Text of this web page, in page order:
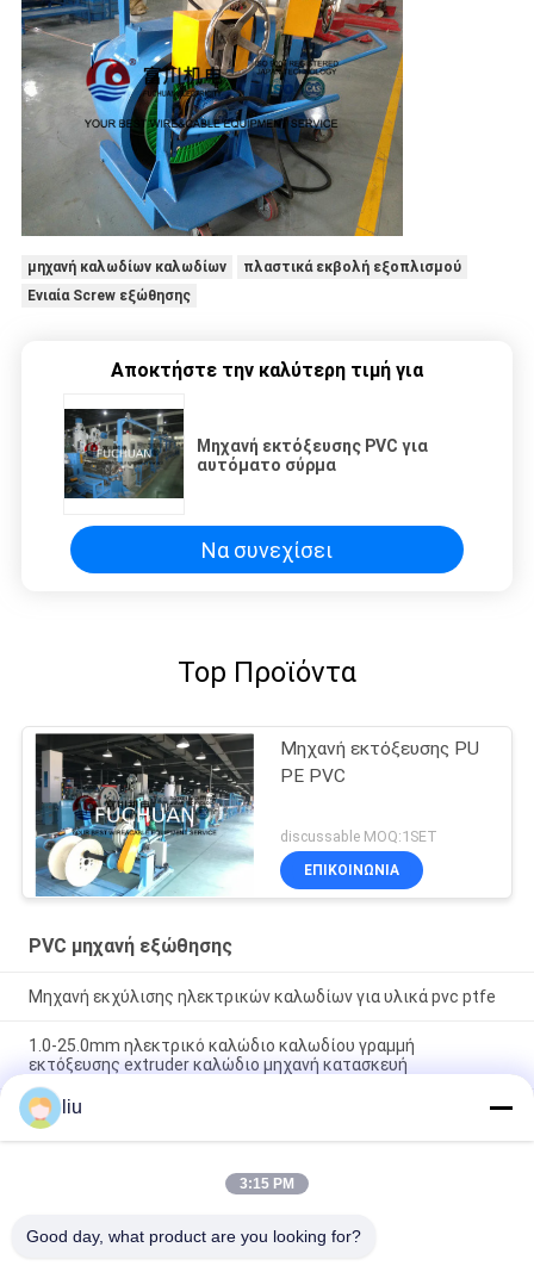
μηχανή καλωδίων καλωδίων
πλαστικά εκβολή εξοπλισμού
Ενιαία Screw εξώθησης
Αποκτήστε την καλύτερη τιμή για
Μηχανή εκτόξευσης PVC για
αυτόματο σύρμα
Να συνεχίσει
Top Προϊόντα
Μηχανή εκτόξευσης PU
PE PVC
discussable MOQ:1SET
ΕΠΙΚΟΙΝΩΝΊΑ
PVC μηχανή εξώθησης
Μηχανή εκχύλισης ηλεκτρικών καλωδίων για υλικά pvc ptfe
1.0-25.0mm ηλεκτρικό καλώδιο καλωδίου γραμμή
εκτόξευσης extruder καλώδιο μηχανή κατασκευή
90 mm γραμμή παραγωγής εξοπλισμού εξοπλισμού
εξοπλισμού εξοπλισμού απομόνωσης
Λαϊκή κατηγορία
liu
3:15 PM
Good day, what product are you looking for?